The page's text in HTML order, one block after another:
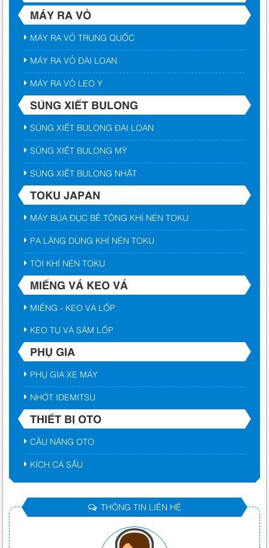
MÁY RA VỎ
MÁY RA VỎ TRUNG QUỐC
MÁY RA VỎ ĐÀI LOAN
MÁY RA VỎ LEO Y
SÚNG XIẾT BULONG
SÚNG XIẾT BULONG ĐÀI LOAN
SÚNG XIẾT BULONG MỸ
SÚNG XIẾT BULONG NHẬT
TOKU JAPAN
MÁY BÚA ĐỤC BÊ TÔNG KHÍ NÉN TOKU
PA LĂNG DÙNG KHÍ NÉN TOKU
TỜI KHÍ NÉN TOKU
MIẾNG VÁ KEO VÁ
MIẾNG - KEO VÁ LỐP
KEO TỰ VÁ SĂM LỐP
PHỤ GIA
PHỤ GIA XE MÁY
NHỚT IDEMITSU
THIẾT BỊ OTO
CẦU NÂNG OTO
KÍCH CÁ SẤU
THÔNG TIN LIÊN HỆ